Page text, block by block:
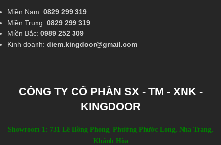
Miền Nam: 0829 299 319
Miền Trung: 0829 299 319
Miền Bắc: 0989 252 309
Kinh doanh: diem.kingdoor@gmail.com
CÔNG TY CỔ PHẦN SX - TM - XNK -
KINGDOOR
Showroom 1: 731 Lê Hồng Phong, Phường Phước Long, Nha Trang,
Khánh Hòa